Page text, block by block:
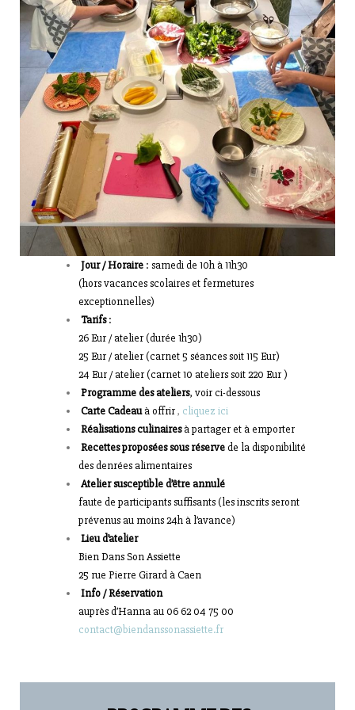
Jour / Horaire : samedi de 10h à 11h30
(hors vacances scolaires et fermetures
exceptionnelles)
Tarifs:
26 Eur / atelier (durée 1h30)
25 Eur / atelier (carnet 5 séances soit 115 Eur)
24 Eur / atelier (carnet 10 ateliers soit 220 Eur )
Programme des ateliers, voir ci-dessous
Carte Cadeauà offrir, cliquez ici
Réalisations culinairesà partager et à emporter
Recettes proposées sous réservede la disponibilité
des denrées alimentaires
Atelier susceptible d’être annulé
faute de participants suffisants (les inscrits seront
prévenus au moins 24h à l’avance)
Lieu d’atelier
Bien Dans Son Assiette
25 rue Pierre Girard à Caen
Info / Réservation
auprès d’Hanna au 06 62 04 75 00
contact@biendanssonassiette.fr